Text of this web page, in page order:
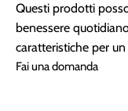
Questi prodotti
benessere
caratteristiche per
Fai una domanda